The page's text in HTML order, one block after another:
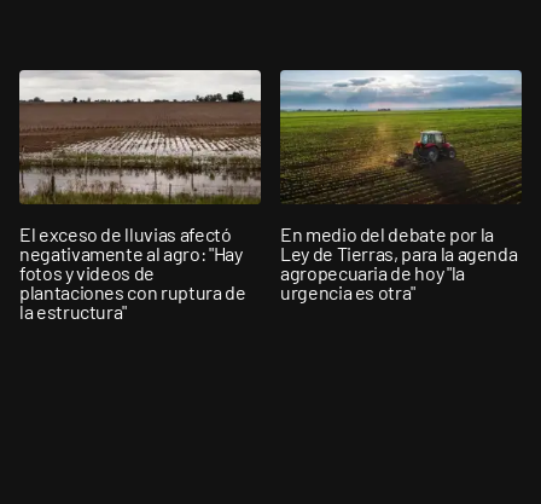
El exceso de lluvias afectó
negativamente al agro: "Hay
fotos y videos de
plantaciones con ruptura de
la estructura"
En medio del debate por la
Ley de Tierras, para la agenda
agropecuaria de hoy "la
urgencia es otra"